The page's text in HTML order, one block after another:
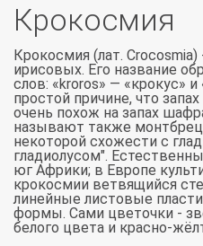
Крокосмия
Крокосмия (лат.
ирисовых. Его название
слов: «kroros» — «крокус» и
простой причине, что
очень похож на запах
называют также
некоторой схожести с
гладиолусом".
юг Африки; в Европе
крокосмии ветвящийся
линейные листовые
формы. Сами цветочки -
белого цвета и красно-